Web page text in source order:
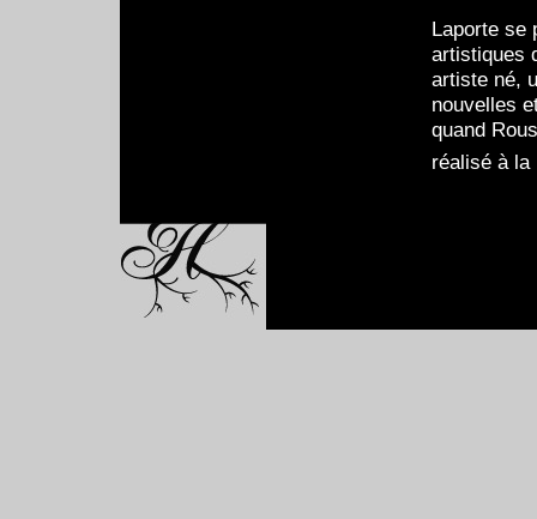
Laporte se
artistiques
artiste né,
nouvelles
quand
réalisé à